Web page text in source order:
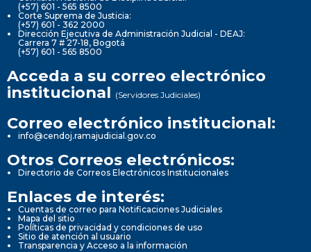
(+57) 601 - 565 8500
Corte Suprema de Justicia:
(+57) 601 - 362 2000
Dirección Ejecutiva de Administración Judicial - DEAJ:
Carrera 7 # 27-18, Bogotá
(+57) 601 - 565 8500
Acceda a su correo electrónico
institucional (Servidores Judiciales)
Correo electrónico institucional:
info@cendoj.ramajudicial.gov.co
Otros Correos electrónicos:
Directorio de Correos Electrónicos Institucionales
Enlaces de interés:
Cuentas de correo para Notificaciones Judiciales
Mapa del sitio
Políticas de privacidad y condiciones de uso
Sitio de atención al usuario
Transparencia y Acceso a la información